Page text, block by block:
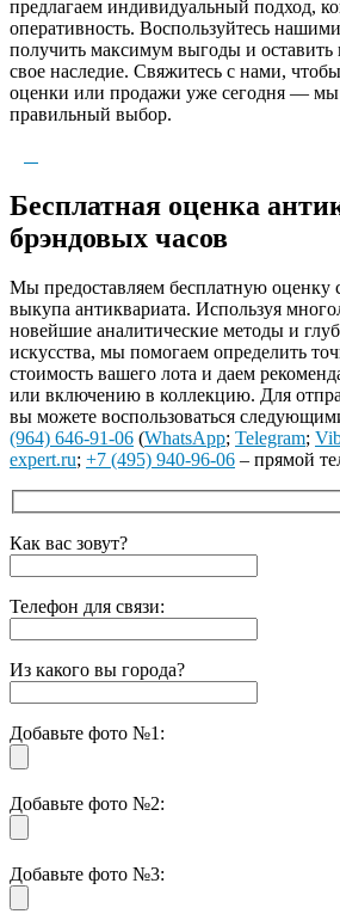
предлагаем индивидуальный подход,
оперативность. Воспользуйтесь
получить максимум выгоды и
свое наследие. Свяжитесь с нами,
оценки или продажи уже сегодня — мы
правильный выбор.
Бесплатная оценка
брэндовых часов
Мы предоставляем бесплатную оценку
выкупа антиквариата. Используя
новейшие аналитические методы и
искусства, мы помогаем определить
стоимость вашего лота и даем
или включению в коллекцию. Для
вы можете воспользоваться
(964) 646-91-06 (WhatsApp; Telegram;
expert.ru; +7 (495) 940-96-06 – прямой
Как вас зовут?
Телефон для связи:
Из какого вы города?
Добавьте фото №1:
Добавьте фото №2:
Добавьте фото №3: